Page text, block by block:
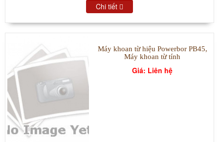
Chi tiết
Máy khoan từ hiệu Powerbor PB45,
Máy khoan từ tính
Giá: Liên hệ